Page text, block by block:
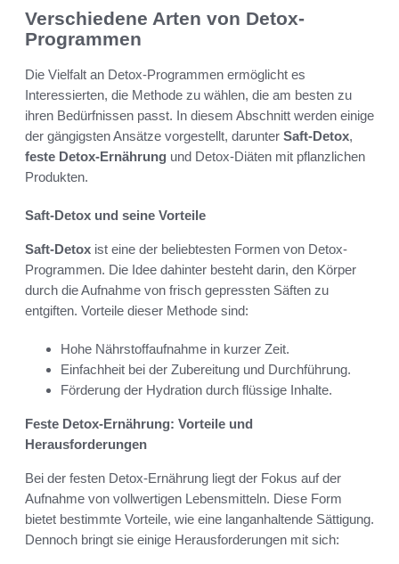
Verschiedene Arten von Detox-
Programmen
Die Vielfalt an Detox-Programmen ermöglicht es
Interessierten, die Methode zu wählen, die am besten zu
ihren Bedürfnissen passt. In diesem Abschnitt werden einige
der gängigsten Ansätze vorgestellt, darunter Saft-Detox,
feste Detox-Ernährung und Detox-Diäten mit pflanzlichen
Produkten.
Saft-Detox und seine Vorteile
Saft-Detox ist eine der beliebtesten Formen von Detox-
Programmen. Die Idee dahinter besteht darin, den Körper
durch die Aufnahme von frisch gepressten Säften zu
entgiften. Vorteile dieser Methode sind:
Hohe Nährstoffaufnahme in kurzer Zeit.
Einfachheit bei der Zubereitung und Durchführung.
Förderung der Hydration durch flüssige Inhalte.
Feste Detox-Ernährung: Vorteile und
Herausforderungen
Bei der festen Detox-Ernährung liegt der Fokus auf der
Aufnahme von vollwertigen Lebensmitteln. Diese Form
bietet bestimmte Vorteile, wie eine langanhaltende Sättigung.
Dennoch bringt sie einige Herausforderungen mit sich: